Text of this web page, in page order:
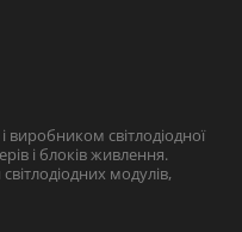
світлодіодної
і блоків живлення.
модулів,